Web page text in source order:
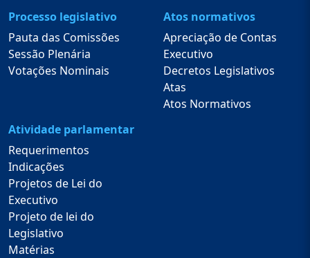
Processo legislativo
Pauta das Comissões
Sessão Plenária
Votações Nominais
Atos normativos
Apreciação de Contas
Executivo
Decretos Legislativos
Atas
Atos Normativos
Atividade parlamentar
Requerimentos
Indicações
Projetos de Lei do
Executivo
Projeto de lei do
Legislativo
Matérias